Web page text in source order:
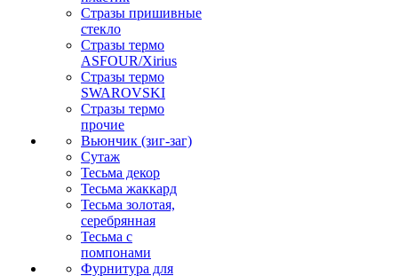
Стразы пришивные
стекло
Стразы термо
ASFOUR/Xirius
Стразы термо
SWAROVSKI
Стразы термо
прочие
Вьюнчик (зиг-заг)
Сутаж
Тесьма декор
Тесьма жаккард
Тесьма золотая,
серебрянная
Тесьма с
помпонами
Фурнитура для